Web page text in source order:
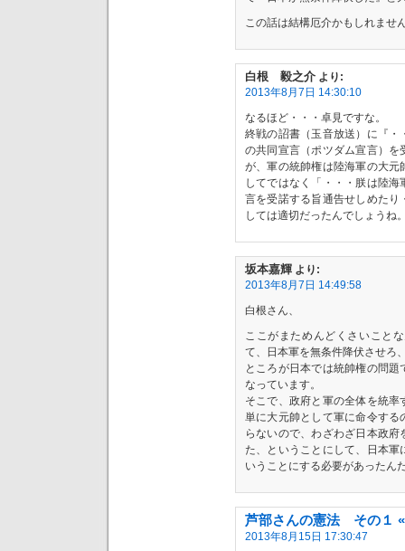
この話は結構厄介かもしれませ
白根 毅之介 より:
2013年8月7日 14:30:10
なるほど・・・卓見ですな。
終戦の詔書（玉音放送）に『
の共同宣言（ポツダム宣言）
が、軍の統帥権は陸海軍の大
してではなく「・・・朕は陸
言を受諾する旨通告せしめた
しては適切だったんでしょうね
坂本嘉輝 より:
2013年8月7日 14:49:58
白根さん、
ここがまためんどくさいこと
て、日本軍を無条件降伏させろ
ところが日本では統帥権の問
なっています。
そこで、政府と軍の全体を統
単に大元帥として軍に命令す
らないので、わざわざ日本政
た、ということにして、日本
いうことにする必要があったん
芦部さんの憲法 その１
2013年8月15日 17:30:47